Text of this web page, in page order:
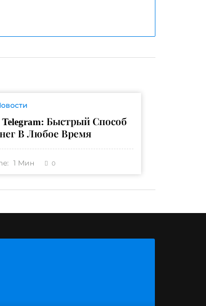
Быстрый Способ
В Любое Время
1 Мин 0